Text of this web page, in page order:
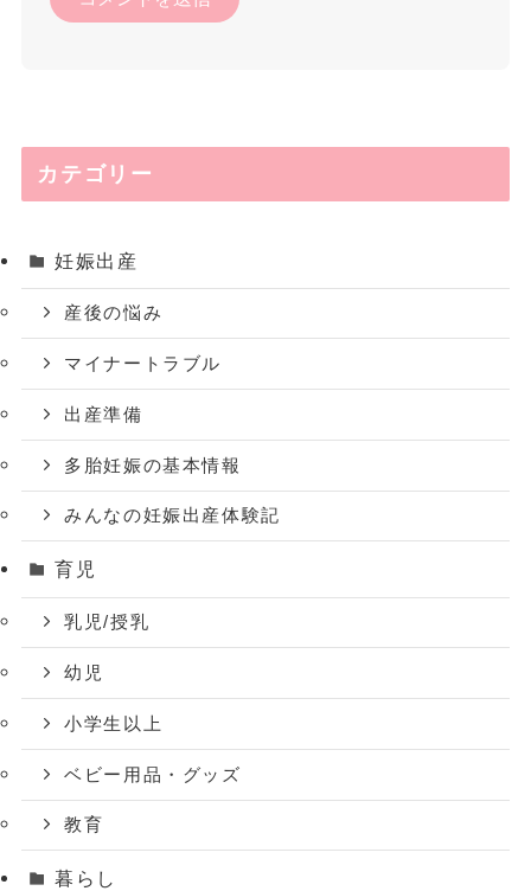
カテゴリー
妊娠出産
産後の悩み
マイナートラブル
出産準備
多胎妊娠の基本情報
みんなの妊娠出産体験記
育児
乳児/授乳
幼児
小学生以上
ベビー用品・グッズ
教育
暮らし